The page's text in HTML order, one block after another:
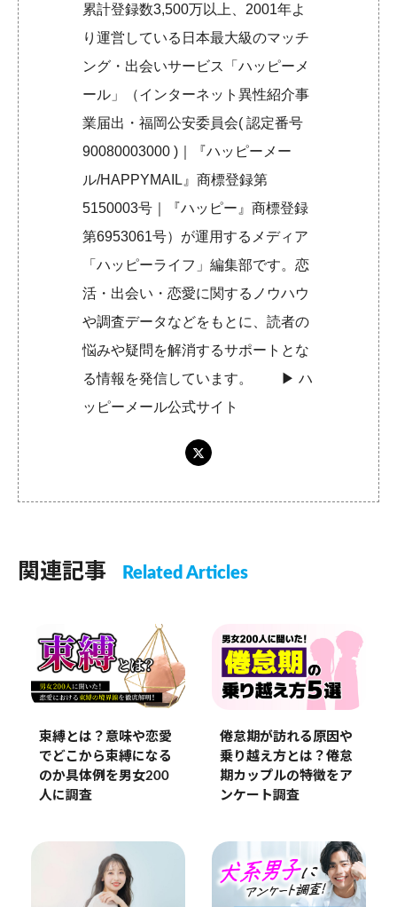
累計登録数3,500万以上、2001年よ
り運営している日本最大級のマッチ
ング・出会いサービス「ハッピーメ
ール」（インターネット異性紹介事
業届出・福岡公安委員会( 認定番号
90080003000 )｜『ハッピーメー
ル/HAPPYMAIL』商標登録第
5150003号｜『ハッピー』商標登録
第6953061号）が運用するメディア
「ハッピーライフ」編集部です。恋
活・出会い・恋愛に関するノウハウ
や調査データなどをもとに、読者の
悩みや疑問を解消するサポートとな
る情報を発信しています。 ▶︎ハ
ッピーメール公式サイト
関連記事 Related Articles
束縛とは？意味や恋愛
でどこから束縛になる
のか具体例を男女200
人に調査
倦怠期が訪れる原因や
乗り越え方とは？倦怠
期カップルの特徴をア
ンケート調査